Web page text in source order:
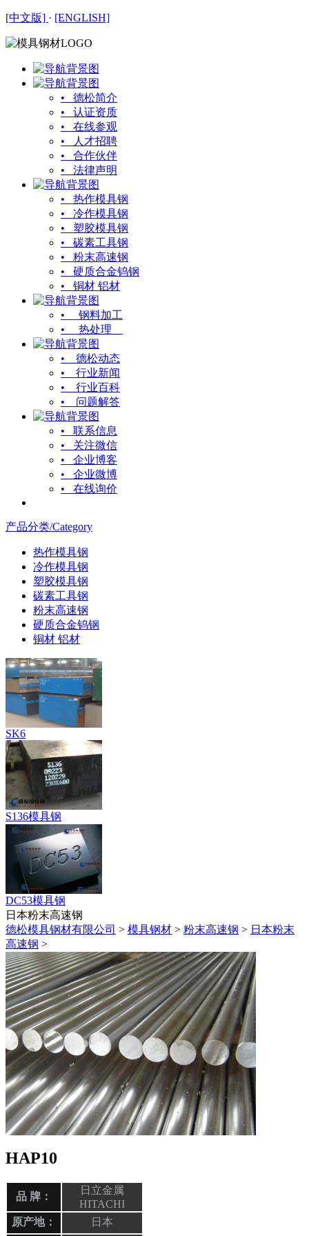
[中文版] · [ENGLISH]
• 德松简介
• 认证资质
• 在线参观
• 人才招聘
• 合作伙伴
• 法律声明
• 热作模具钢
• 冷作模具钢
• 塑胶模具钢
• 碳素工具钢
• 粉末高速钢
• 硬质合金钨钢
• 铜材 铝材
• 钢料加工
• 热处理
• 德松动态
• 行业新闻
• 行业百科
• 问题解答
• 联系信息
• 关注微信
• 企业博客
• 企业微博
• 在线询价
产品分类/Category
热作模具钢
冷作模具钢
塑胶模具钢
碳素工具钢
粉末高速钢
硬质合金钨钢
铜材 铝材
SK6
S136模具钢
DC53模具钢
日本粉末高速钢
德松模具钢材有限公司 > 模具钢材 > 粉末高速钢 > 日本粉末
高速钢 >
HAP10
品 牌：
日立金属
HITACHI
原产地：
日本